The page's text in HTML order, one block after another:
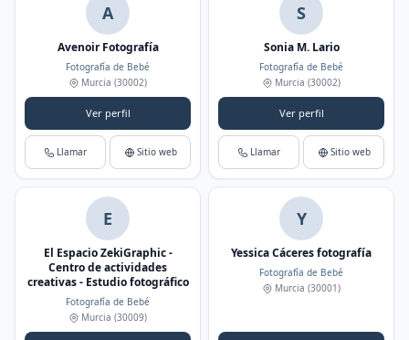
A
Avenoir Fotografía
Fotografía de Bebé
Murcia (30002)
Ver perfil
Llamar Sitio web
S
Sonia M. Lario
Fotografía de Bebé
Murcia (30002)
Ver perfil
Llamar Sitio web
E
El Espacio ZekiGraphic -
Centro de actividades
creativas - Estudio fotográfico
Fotografía de Bebé
Murcia (30009)
Y
Yessica Cáceres fotografía
Fotografía de Bebé
Murcia (30001)